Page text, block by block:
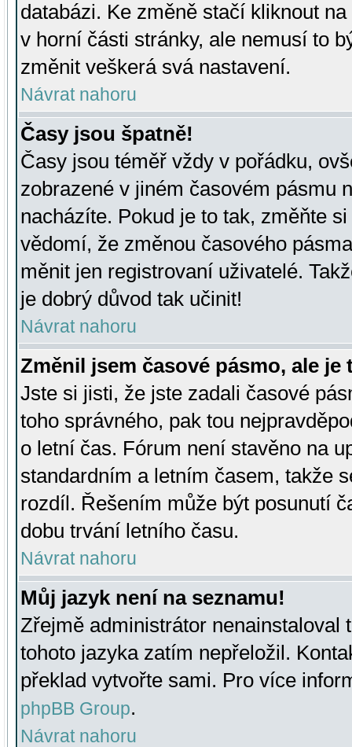
databázi. Ke změně stačí kliknout
v horní části stránky, ale nemusí to
změnit veškerá svá nastavení.
Návrat nahoru
Časy jsou špatně!
Časy jsou téměř vždy v pořádku,
zobrazené v jiném časovém pásmu
nacházíte. Pokud je to tak, změňte
vědomí, že změnou časového
měnit jen registrovaní uživatelé.
je dobrý důvod tak učinit!
Návrat nahoru
Změnil jsem časové pásmo, ale je
Jste si jisti, že jste zadali časové
toho správného, pak tou
o letní čas. Fórum není stavěno na
standardním a letním časem, takže
rozdíl. Řešením může být posunutí
dobu trvání letního času.
Návrat nahoru
Můj jazyk není na seznamu!
Zřejmě administrátor nenainstaloval
tohoto jazyka zatím nepřeložil.
překlad vytvořte sami. Pro více
phpBB Group.
Návrat nahoru